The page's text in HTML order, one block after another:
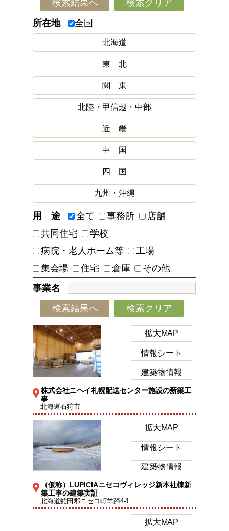
検索結果へ
検索クリア
所在地
全国
北海道
東 北
関 東
北陸・甲信越・中部
近 畿
中 国
四 国
九州・沖縄
用 途 全て 事務所
店舗
共同住宅
学校
病院・老人ホーム等
工場
集会場
住宅 倉庫
その他
事業名
検索結果へ
検索クリア
拡大MAP
情報シート
建築物情報
株式会社ニヘイ札幌配送センター施設の新築工
事
北海道石狩市
拡大MAP
情報シート
建築物情報
（仮称）LUPICIAニセコヴィレッジ新本社棟新
築工事の建築実証
北海道虻田郡ニセコ町羊蹄4-1
拡大MAP